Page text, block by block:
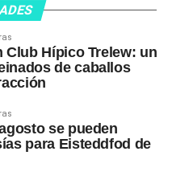
Club Hípico Trelew: un
de caballos
se pueden
para Eisteddfod de